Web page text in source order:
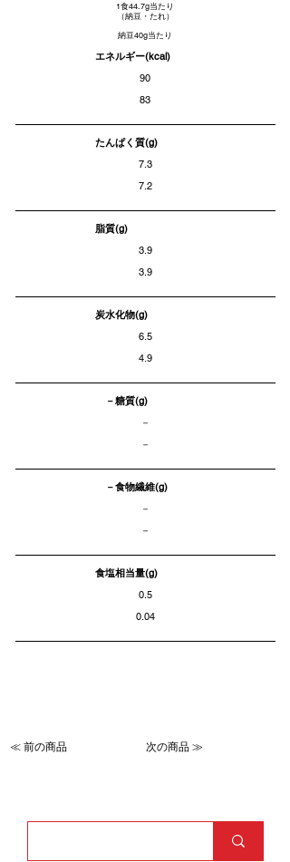
1食44.7g当たり
​（納豆・たれ）
納豆40g当たり
エネルギー(kcal)
90
83
たんぱく質(g)
7.3
7.2
脂質(g)
3.9
3.9
炭水化物(g)
6.5
4.9
－糖質(g)
－
－
－食物繊維(g)
－
－
食塩相当量(g)
0.5
0.04
≪ 前の商品 次の商品 ≫